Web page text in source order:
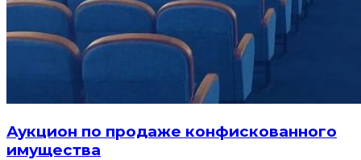
Аукцион по продаже конфискованного
имущества